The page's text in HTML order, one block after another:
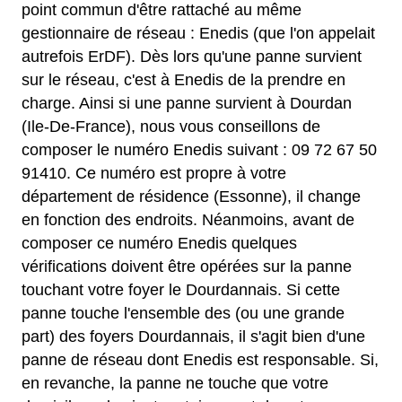
point commun d'être rattaché au même
gestionnaire de réseau : Enedis (que l'on appelait
autrefois ErDF). Dès lors qu'une panne survient
sur le réseau, c'est à Enedis de la prendre en
charge. Ainsi si une panne survient à Dourdan
(Ile-De-France), nous vous conseillons de
composer le numéro Enedis suivant : 09 72 67 50
91410. Ce numéro est propre à votre
département de résidence (Essonne), il change
en fonction des endroits. Néanmoins, avant de
composer ce numéro Enedis quelques
vérifications doivent être opérées sur la panne
touchant votre foyer le Dourdannais. Si cette
panne touche l'ensemble des (ou une grande
part) des foyers Dourdannais, il s'agit bien d'une
panne de réseau dont Enedis est responsable. Si,
en revanche, la panne ne touche que votre